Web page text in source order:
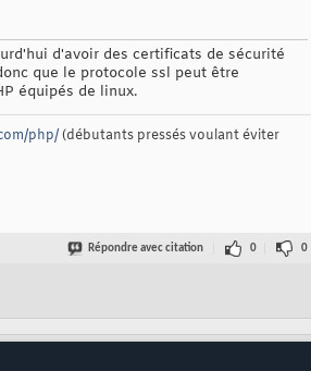
d'avoir des certificats de sécurité
que le protocole ssl peut être
équipés de linux.
php/(débutants pressés voulant éviter
Répondre avec citation 0 0